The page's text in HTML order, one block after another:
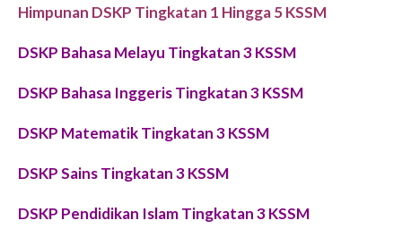
Himpunan DSKP Tingkatan 1 Hingga 5 KSSM
DSKP Bahasa Melayu Tingkatan 3 KSSM
DSKP Bahasa Inggeris Tingkatan 3 KSSM
DSKP Matematik Tingkatan 3 KSSM
DSKP Sains Tingkatan 3 KSSM
DSKP Pendidikan Islam Tingkatan 3 KSSM